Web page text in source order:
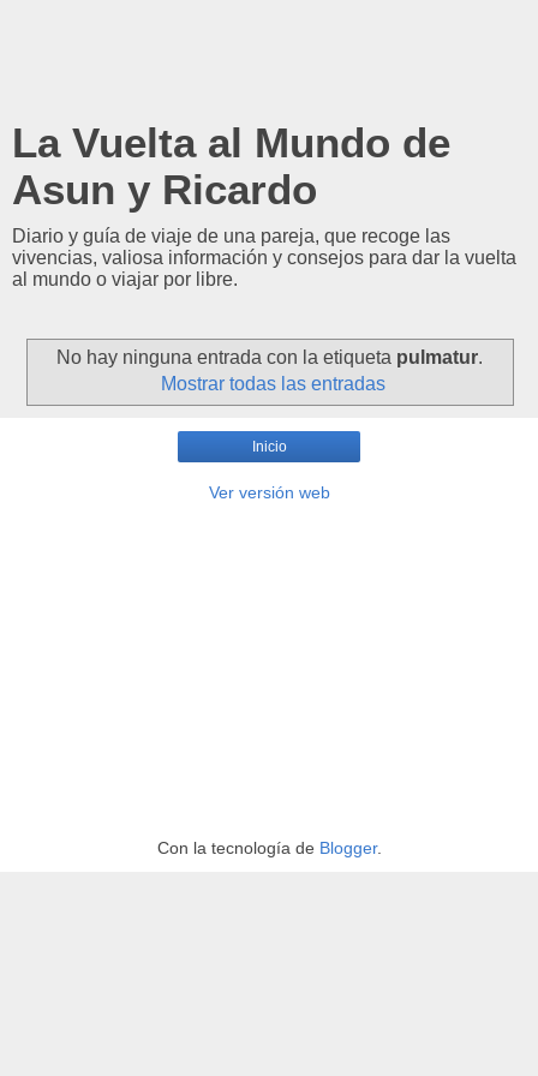
La Vuelta al Mundo de
Asun y Ricardo
Diario y guía de viaje de una pareja, que recoge las
vivencias, valiosa información y consejos para dar la vuelta
al mundo o viajar por libre.
No hay ninguna entrada con la etiqueta pulmatur.
Mostrar todas las entradas
Inicio
Ver versión web
Con la tecnología de Blogger.